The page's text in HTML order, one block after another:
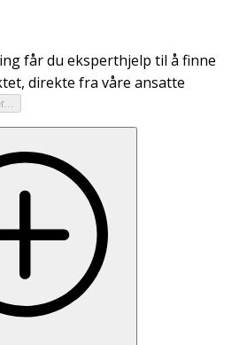
får du eksperthjelp til å finne
direkte fra våre ansatte